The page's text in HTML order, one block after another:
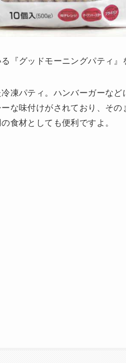
『グッドモーニングパティ』
凍パティ。ハンバーガーなど
な味付けがされており、その
食材としても便利ですよ。